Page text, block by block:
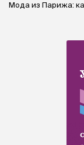
Мода из Парижа: